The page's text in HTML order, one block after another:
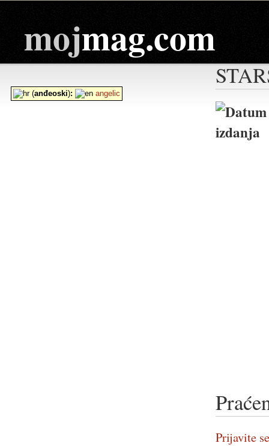
mojmag.com
Prijavite
(anđeoski): angelic